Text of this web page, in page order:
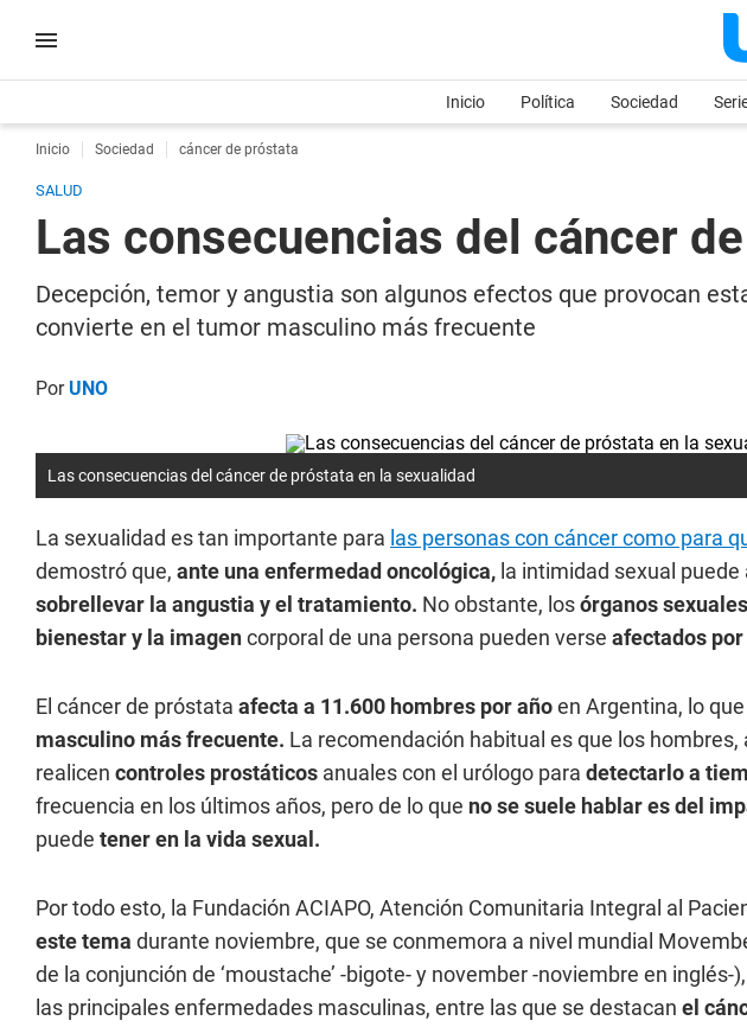
Inicio Política Sociedad
Inicio Sociedad cáncer de próstata
SALUD
Las consecuencias del cáncer
Decepción, temor y angustia son algunos efectos que provocan
convierte en el tumor masculino más frecuente
PorUNO
Las consecuencias del cáncer de próstata en la sexualidad
La sexualidad es tan importante para las personas con cáncer como para
demostró que, ante una enfermedad oncológica, la intimidad sexual
sobrellevar la angustia y el tratamiento. No obstante, losórganos
bienestar y la imagencorporal de una persona pueden verse afectados
El cáncer de próstata afecta a 11.600 hombres por añoen Argentina, lo
masculino más frecuente. La recomendación habitual es que los hombres,
realicen controles prostáticos anuales con el urólogo para detectarlo a
frecuencia en los últimos años, pero de lo que no se suele hablar es del
puede tener en la vida sexual.
Por todo esto, la Fundación ACIAPO, Atención Comunitaria Integral al
este tema durante noviembre, que se conmemora a nivel mundial
de la conjunción de ‘moustache’ -bigote- y november -noviembre en
las principales enfermedades masculinas, entre las que se destacan el